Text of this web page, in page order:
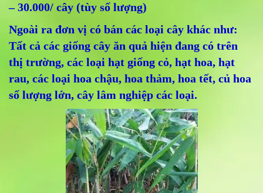
– 30.000/ cây (tùy số lượng)
Ngoài ra đơn vị có bán các loại cây khác như:
Tất cả các giống cây ăn quả hiện đang có trên
thị trường, các loại hạt giống cỏ, hạt hoa, hạt
rau, các loại hoa chậu, hoa thảm, hoa tết, củ hoa
số lượng lớn, cây lâm nghiệp các loại.